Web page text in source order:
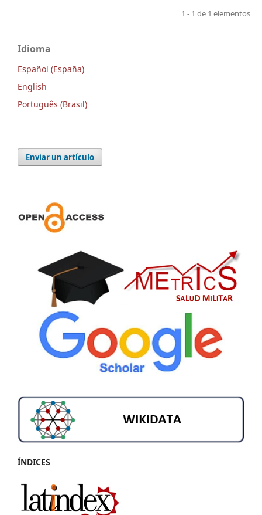
1 - 1 de 1 elementos
Idioma
Español (España)
English
Português (Brasil)
Enviar un artículo
ÍNDICES